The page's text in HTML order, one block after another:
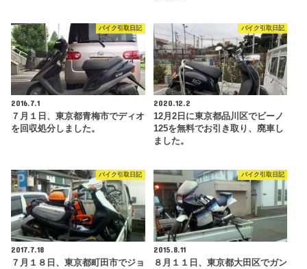
バイク引取日記
2016.7.1
７月１日、東京都青梅市でディオ
を回収処分しました。
バイク引取日記
2020.12.2
12月2日に東京都品川区でビーノ
125を無料でお引き取り、廃車し
ました。
バイク引取日記
2017.7.18
７月１８日、東京都町田市でジョ
バイク引取日記
2015.8.11
８月１１日、東京都大田区でガン